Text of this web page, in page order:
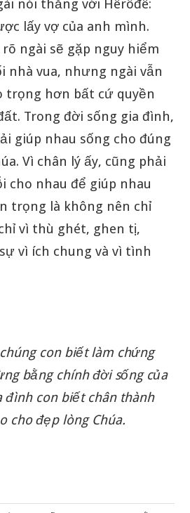
nói thẳng với Hêrôđê:
lấy vợ của anh mình.
ngài sẽ gặp nguy hiểm
nhà vua, nhưng ngài vẫn
trọng hơn bất cứ quyền
Trong đời sống gia đình,
giúp nhau sống cho đúng
Vì chân lý ấy, cũng phải
cho nhau để giúp nhau
trọng là không nên chỉ
vì thù ghét, ghen tị,
vì ích chung và vì tình
con biết làm chứng
bằng chính đời sống của
đình con biết chân thành
cho đẹp lòng Chúa.